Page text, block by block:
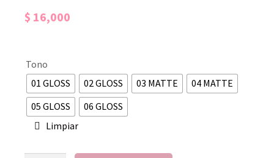
$ 16,000
Tono
01 GLOSS
02 GLOSS 03 MATTE
04 MATTE
05 GLOSS
06 GLOSS
Limpiar